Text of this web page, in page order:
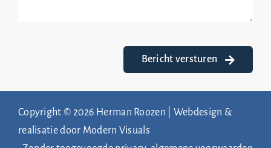
Bericht versturen
Copyright © 2026 Herman Roozen | Webdesign &
realisatie door Modern Visuals